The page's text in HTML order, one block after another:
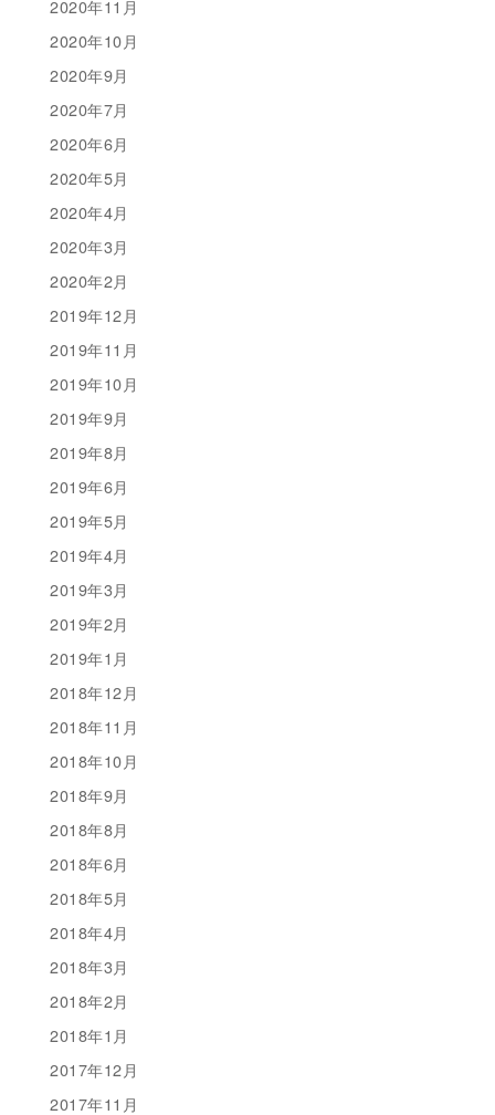
2020年11月
2020年10月
2020年9月
2020年7月
2020年6月
2020年5月
2020年4月
2020年3月
2020年2月
2019年12月
2019年11月
2019年10月
2019年9月
2019年8月
2019年6月
2019年5月
2019年4月
2019年3月
2019年2月
2019年1月
2018年12月
2018年11月
2018年10月
2018年9月
2018年8月
2018年6月
2018年5月
2018年4月
2018年3月
2018年2月
2018年1月
2017年12月
2017年11月